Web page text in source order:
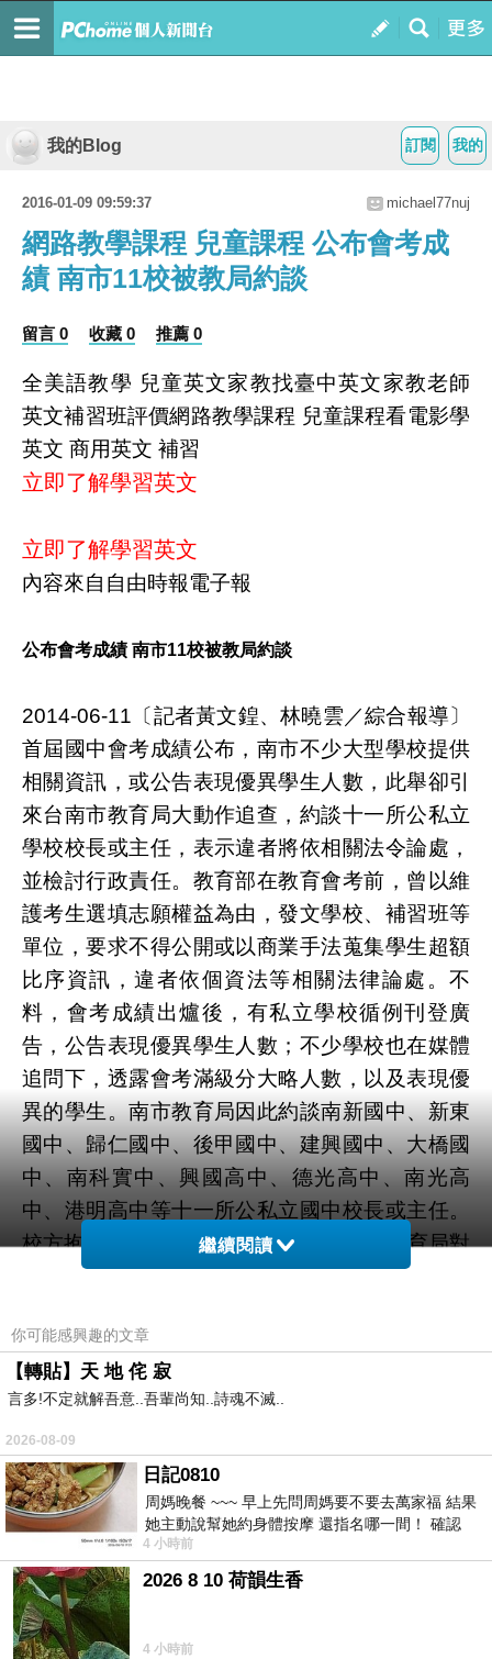
我的
訂閱
我的Blog
2016-01-09 09:59:37 michael77nuj
網路教學課程 兒童課程 公布會考成
績 南市11校被教局約談
留言 0 收藏 0 推薦 0
全美語教學 兒童英文家教找臺中英文家教老師
英文補習班評價網路教學課程 兒童課程看電影學
英文 商用英文 補習
立即了解學習英文
立即了解學習英文
內容來自自由時報電子報
公布會考成績 南市11校被教局約談
2014-06-11〔記者黃文鍠、林曉雲／綜合報導〕
首屆國中會考成績公布，南市不少大型學校提供
相關資訊，或公告表現優異學生人數，此舉卻引
來台南市教育局大動作追查，約談十一所公私立
學校校長或主任，表示違者將依相關法令論處，
並檢討行政責任。教育部在教育會考前，曾以維
護考生選填志願權益為由，發文學校、補習班等
單位，要求不得公開或以商業手法蒐集學生超額
比序資訊，違者依個資法等相關法律論處。不
料，會考成績出爐後，有私立學校循例刊登廣
告，公告表現優異學生人數；不少學校也在媒體
追問下，透露會考滿級分大略人數，以及表現優
異的學生。南市教育局因此約談南新國中、新東
國中、歸仁國中、後甲國中、建興國中、大橋國
中、南科實中、興國高中、德光高中、南光高
中、港明高中等十一所公私立國中校長或主任。
校方抱怨制度不完善 承受家長壓力雖然教育局對
如何處分這些教育人員並未明說，但已在基層引
績，才能了解辦學績效；有人則私下表示，主管
單位若能設計出一套公平完善的制度，讓家長和
學生可以放心參與，學校也就不會有來自家長的
壓力。台南市中小學家長協會理事長高明禮表
示，制度或有討論空間，但身為教育人員，更應
該遵守法令，否則又何以讓學生學習呢？家長協
會︰學校不守法 怎麼教孩子教育部國教署副署長
黃子騰說，教育部的公文主要是禁止學校、補習
班或其他團體等，利用這些考生的百分比排序資
料做統計或公開呈現，教育部並未對學校公布所
繼續閱讀
你可能感興趣的文章
【轉貼】天 地 侘 寂
言多!不定就解吾意..吾輩尚知..詩魂不滅..
2026-08-09
日記0810
周媽晚餐 ~~~ 早上先問周媽要不要去萬家福 結果
她主動說幫她約身體按摩 還指名哪一間！ 確認
後，我的腦袋才運轉起來 預約對
4 小時前
2026 8 10 荷韻生香
4 小時前